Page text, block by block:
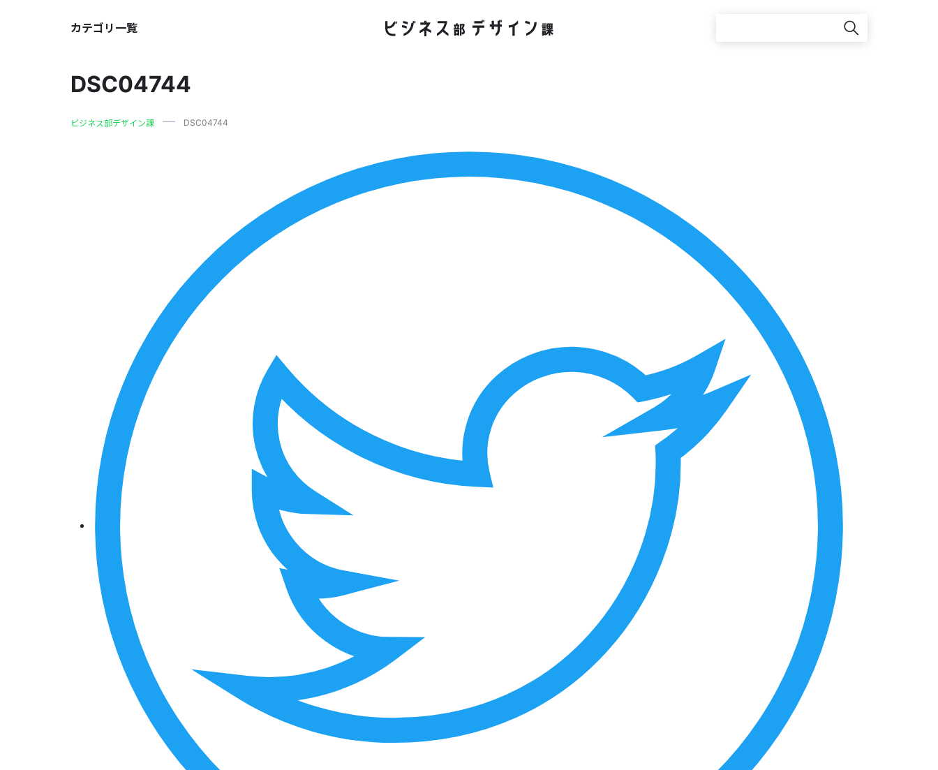
カテゴリ一覧
DSC04744
ビジネス部デザイン課 DSC04744